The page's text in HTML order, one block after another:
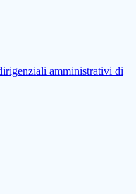
amministrativi di